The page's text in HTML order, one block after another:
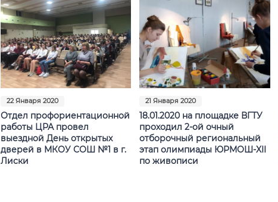
22 Января 2020
Отдел профориентационной
работы ЦРА провел
выездной День открытых
дверей в МКОУ СОШ №1 в г.
Лиски
21 Января 2020
18.01.2020 на площадке ВГТУ
проходил 2-ой очный
отборочный региональный
этап олимпиады ЮРМОШ-XII
по живописи